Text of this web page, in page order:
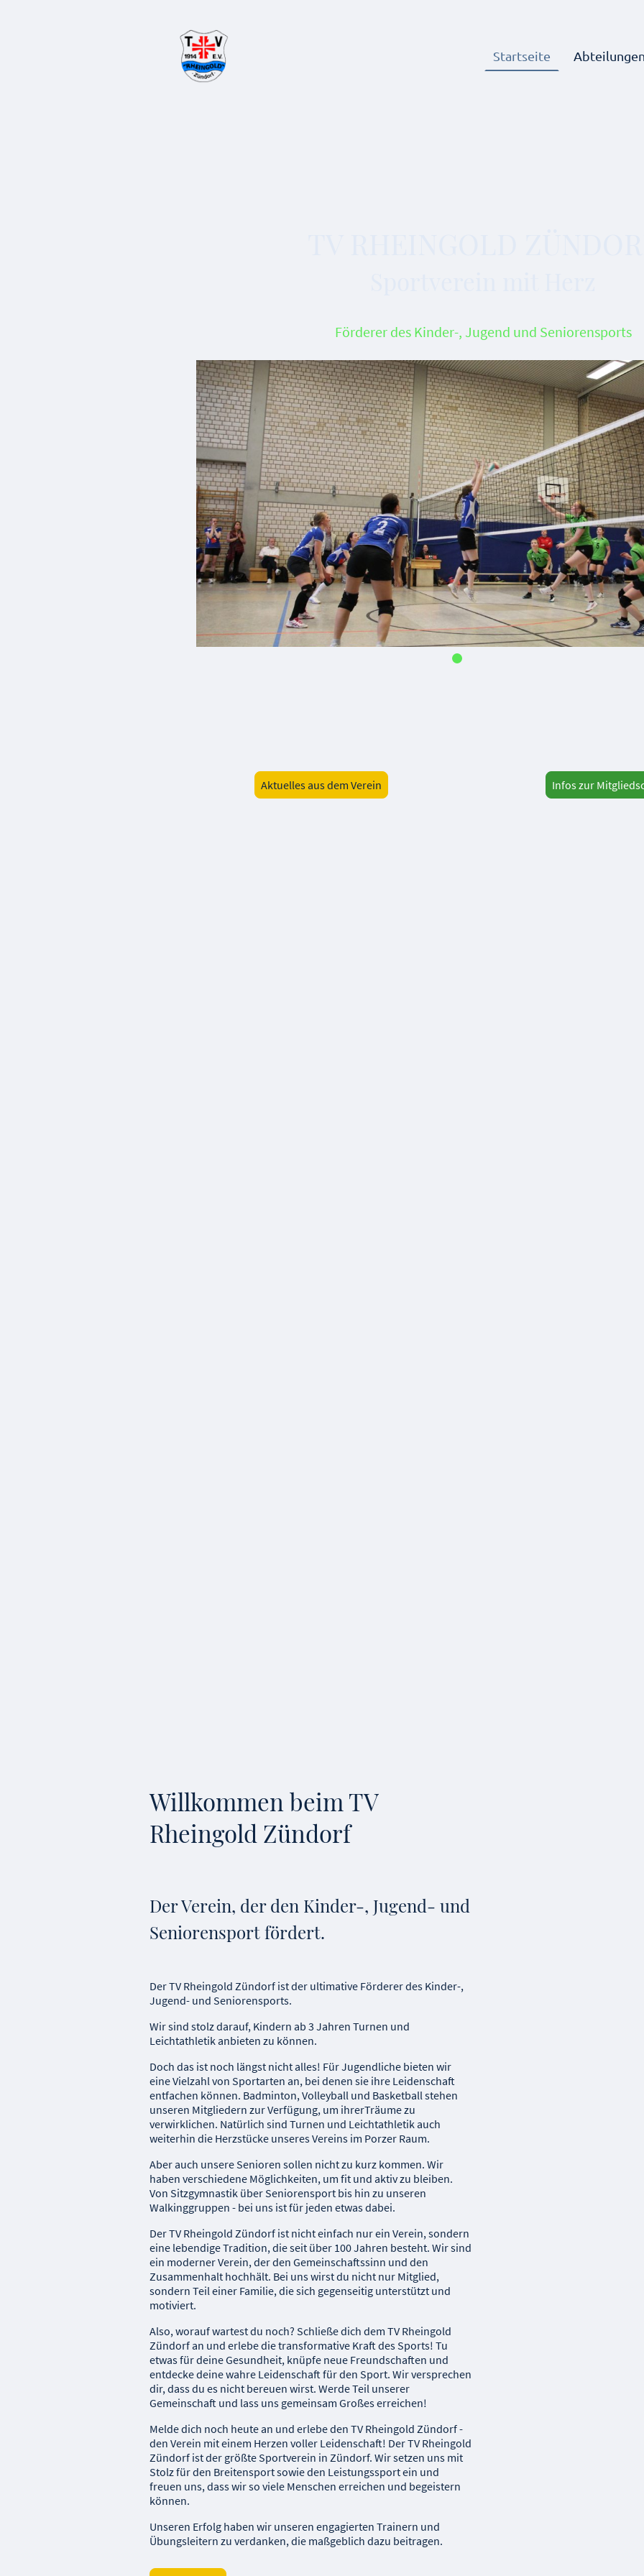
Startseite Abteilungen
Förderer des Kinder-, Jugend und Seniorensports
Infos zur
Aktuelles aus dem Verein
Willkommen beim TV
Rheingold Zündorf
Der Verein, der den Kinder-, Jugend- und
Seniorensport fördert.
Der TV Rheingold Zündorf ist der ultimative Förderer des Kinder-,
Jugend- und Seniorensports.
Wir sind stolz darauf, Kindern ab 3 Jahren Turnen und
Leichtathletik anbieten zu können.
Doch das ist noch längst nicht alles! Für Jugendliche bieten wir
eine Vielzahl von Sportarten an, bei denen sie ihre Leidenschaft
entfachen können. Badminton, Volleyball und Basketball stehen
unseren Mitgliedern zur Verfügung, um ihrerTräume zu
verwirklichen. Natürlich sind Turnen und Leichtathletik auch
weiterhin die Herzstücke unseres Vereins im Porzer Raum.
Aber auch unsere Senioren sollen nicht zu kurz kommen. Wir
haben verschiedene Möglichkeiten, um fit und aktiv zu bleiben.
Von Sitzgymnastik über Seniorensport bis hin zu unseren
Walkinggruppen - bei uns ist für jeden etwas dabei.
Der TV Rheingold Zündorf ist nicht einfach nur ein Verein, sondern
eine lebendige Tradition, die seit über 100 Jahren besteht. Wir sind
ein moderner Verein, der den Gemeinschaftssinn und den
Zusammenhalt hochhält. Bei uns wirst du nicht nur Mitglied,
sondern Teil einer Familie, die sich gegenseitig unterstützt und
motiviert.
Also, worauf wartest du noch? Schließe dich dem TV Rheingold
Zündorf an und erlebe die transformative Kraft des Sports! Tu
etwas für deine Gesundheit, knüpfe neue Freundschaften und
entdecke deine wahre Leidenschaft für den Sport. Wir versprechen
dir, dass du es nicht bereuen wirst. Werde Teil unserer
Gemeinschaft und lass uns gemeinsam Großes erreichen!
Melde dich noch heute an und erlebe den TV Rheingold Zündorf -
den Verein mit einem Herzen voller Leidenschaft! Der TV Rheingold
Zündorf ist der größte Sportverein in Zündorf. Wir setzen uns mit
Stolz für den Breitensport sowie den Leistungssport ein und
freuen uns, dass wir so viele Menschen erreichen und begeistern
können.
Unseren Erfolg haben wir unseren engagierten Trainern und
Übungsleitern zu verdanken, die maßgeblich dazu beitragen.